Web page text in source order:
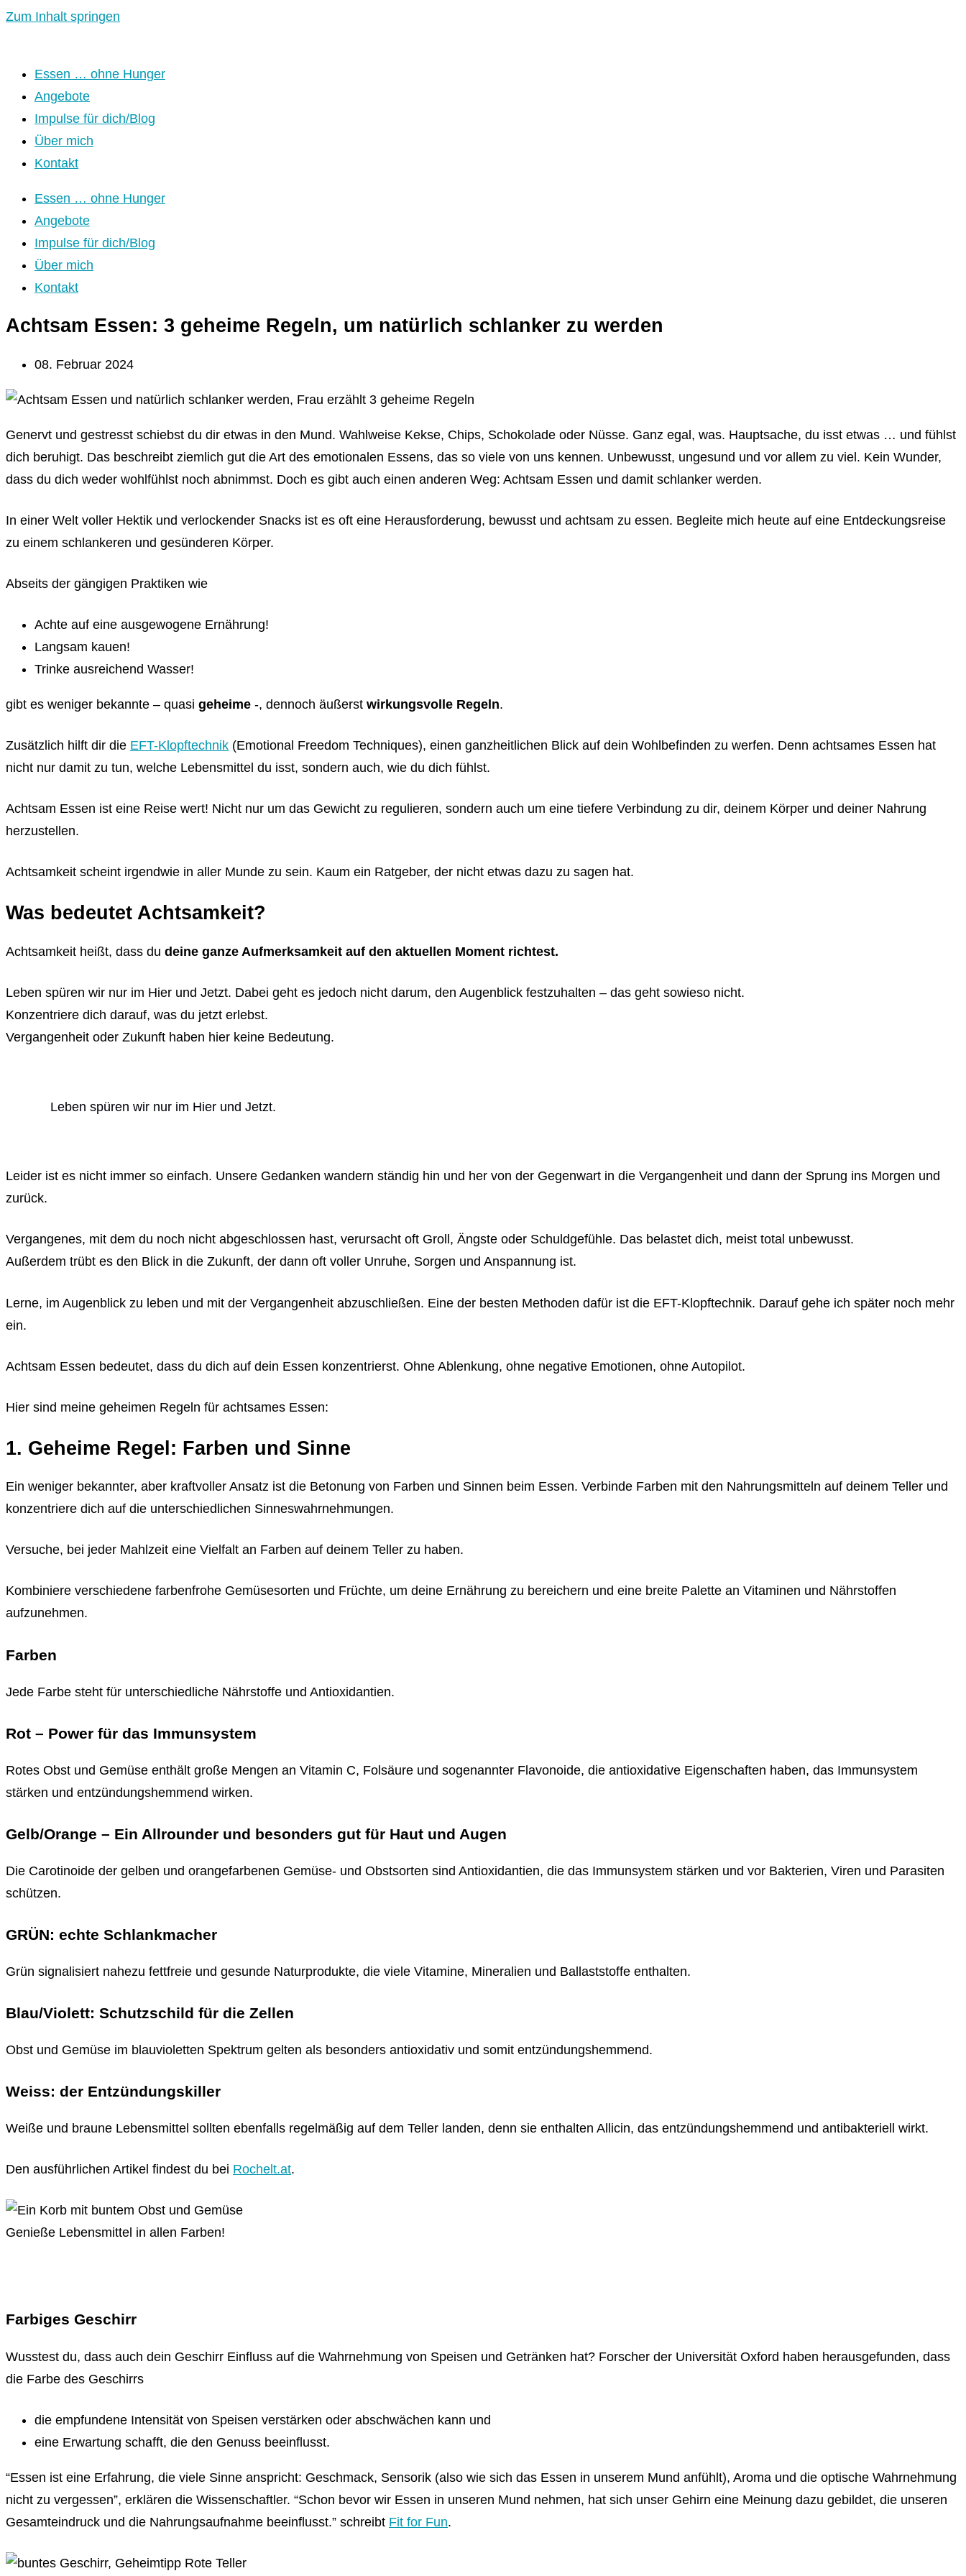
Zum Inhalt springen
Essen … ohne Hunger
Angebote
Impulse für dich/Blog
Über mich
Kontakt
Essen … ohne Hunger
Angebote
Impulse für dich/Blog
Über mich
Kontakt
Achtsam Essen: 3 geheime Regeln, um natürlich schlanker zu werden
08. Februar 2024
Genervt und gestresst schiebst du dir etwas in den Mund. Wahlweise Kekse, Chips, Schokolade oder Nüsse. Ganz egal, was. Hauptsache, du isst etwas … und fühlst
dich beruhigt. Das beschreibt ziemlich gut die Art des emotionalen Essens, das so viele von uns kennen. Unbewusst, ungesund und vor allem zu viel. Kein Wunder,
dass du dich weder wohlfühlst noch abnimmst. Doch es gibt auch einen anderen Weg: Achtsam Essen und damit schlanker werden.
In einer Welt voller Hektik und verlockender Snacks ist es oft eine Herausforderung, bewusst und achtsam zu essen. Begleite mich heute auf eine Entdeckungsreise
zu einem schlankeren und gesünderen Körper.
Abseits der gängigen Praktiken wie
Achte auf eine ausgewogene Ernährung!
Langsam kauen!
Trinke ausreichend Wasser!
gibt es weniger bekannte – quasi geheime -, dennoch äußerst wirkungsvolle Regeln.
Zusätzlich hilft dir die EFT-Klopftechnik (Emotional Freedom Techniques), einen ganzheitlichen Blick auf dein Wohlbefinden zu werfen. Denn achtsames Essen hat
nicht nur damit zu tun, welche Lebensmittel du isst, sondern auch, wie du dich fühlst.
Achtsam Essen ist eine Reise wert! Nicht nur um das Gewicht zu regulieren, sondern auch um eine tiefere Verbindung zu dir, deinem Körper und deiner Nahrung
herzustellen.
Achtsamkeit scheint irgendwie in aller Munde zu sein. Kaum ein Ratgeber, der nicht etwas dazu zu sagen hat.
Was bedeutet Achtsamkeit?
Achtsamkeit heißt, dass du deine ganze Aufmerksamkeit auf den aktuellen Moment richtest.
Leben spüren wir nur im Hier und Jetzt. Dabei geht es jedoch nicht darum, den Augenblick festzuhalten – das geht sowieso nicht.
Konzentriere dich darauf, was du jetzt erlebst.
Vergangenheit oder Zukunft haben hier keine Bedeutung.
Leben spüren wir nur im Hier und Jetzt.
Leider ist es nicht immer so einfach. Unsere Gedanken wandern ständig hin und her von der Gegenwart in die Vergangenheit und dann der Sprung ins Morgen und
zurück.
Vergangenes, mit dem du noch nicht abgeschlossen hast, verursacht oft Groll, Ängste oder Schuldgefühle. Das belastet dich, meist total unbewusst.
Außerdem trübt es den Blick in die Zukunft, der dann oft voller Unruhe, Sorgen und Anspannung ist.
Lerne, im Augenblick zu leben und mit der Vergangenheit abzuschließen. Eine der besten Methoden dafür ist die EFT-Klopftechnik. Darauf gehe ich später noch mehr
ein.
Achtsam Essen bedeutet, dass du dich auf dein Essen konzentrierst. Ohne Ablenkung, ohne negative Emotionen, ohne Autopilot.
Hier sind meine geheimen Regeln für achtsames Essen:
1. Geheime Regel: Farben und Sinne
Ein weniger bekannter, aber kraftvoller Ansatz ist die Betonung von Farben und Sinnen beim Essen. Verbinde Farben mit den Nahrungsmitteln auf deinem Teller und
konzentriere dich auf die unterschiedlichen Sinneswahrnehmungen.
Versuche, bei jeder Mahlzeit eine Vielfalt an Farben auf deinem Teller zu haben.
Kombiniere verschiedene farbenfrohe Gemüsesorten und Früchte, um deine Ernährung zu bereichern und eine breite Palette an Vitaminen und Nährstoffen
aufzunehmen.
Farben
Jede Farbe steht für unterschiedliche Nährstoffe und Antioxidantien.
Rot – Power für das Immunsystem
Rotes Obst und Gemüse enthält große Mengen an Vitamin C, Folsäure und sogenannter Flavonoide, die antioxidative Eigenschaften haben, das Immunsystem
stärken und entzündungshemmend wirken.
Gelb/Orange – Ein Allrounder und besonders gut für Haut und Augen
Die Carotinoide der gelben und orangefarbenen Gemüse- und Obstsorten sind Antioxidantien, die das Immunsystem stärken und vor Bakterien, Viren und Parasiten
schützen.
GRÜN: echte Schlankmacher
Grün signalisiert nahezu fettfreie und gesunde Naturprodukte, die viele Vitamine, Mineralien und Ballaststoffe enthalten.
Blau/Violett: Schutzschild für die Zellen
Obst und Gemüse im blauvioletten Spektrum gelten als besonders antioxidativ und somit entzündungshemmend.
Weiss: der Entzündungskiller
Weiße und braune Lebensmittel sollten ebenfalls regelmäßig auf dem Teller landen, denn sie enthalten Allicin, das entzündungshemmend und antibakteriell wirkt.
Den ausführlichen Artikel findest du bei Rochelt.at.
Genieße Lebensmittel in allen Farben!
Farbiges Geschirr
Wusstest du, dass auch dein Geschirr Einfluss auf die Wahrnehmung von Speisen und Getränken hat? Forscher der Universität Oxford haben herausgefunden, dass
die Farbe des Geschirrs
die empfundene Intensität von Speisen verstärken oder abschwächen kann und
eine Erwartung schafft, die den Genuss beeinflusst.
“Essen ist eine Erfahrung, die viele Sinne anspricht: Geschmack, Sensorik (also wie sich das Essen in unserem Mund anfühlt), Aroma und die optische Wahrnehmung
nicht zu vergessen”, erklären die Wissenschaftler. “Schon bevor wir Essen in unseren Mund nehmen, hat sich unser Gehirn eine Meinung dazu gebildet, die unseren
Gesamteindruck und die Nahrungsaufnahme beeinflusst.” schreibt Fit for Fun.